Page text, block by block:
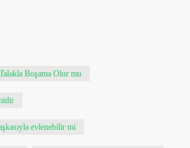
Boşama Olur mu
evlenebilir mi